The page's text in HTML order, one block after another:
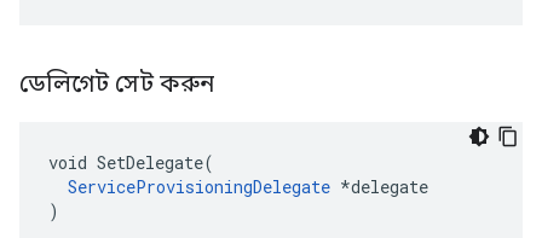
ডেলিগেট সেট করুন
void SetDelegate(
ServiceProvisioningDelegate *delegate
)